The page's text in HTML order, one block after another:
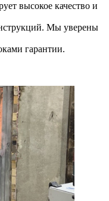
высокое качество и
Мы уверены
гарантии.